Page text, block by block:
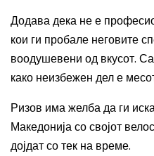
Додава дека не е
кои ги пробале неговите
воодушевени од вкусот.
како неизбежен дел е
Ризов има желба да ги
Македонија со својот
дојдат со тек на време.